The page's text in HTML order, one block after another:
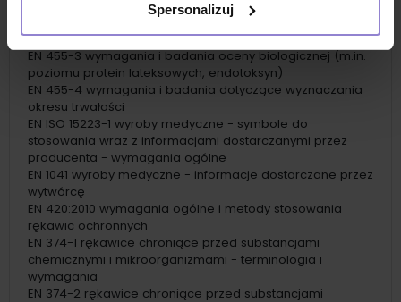
Spersonalizuj
EN 455-2 wymagania i badania właściwości fizycznych
(m.in. długości, szerokości, siły zrywania)
EN 455-3 wymagania i badania oceny biologicznej (m.in.
poziomu protein lateksowych, endotoksyn)
EN 455-4 wymagania i badania dotyczące wyznaczania
okresu trwałości
EN ISO 15223-1 wyroby medyczne - symbole do
stosowania wraz z informacjami dostarczanymi przez
producenta - wymagania ogólne
EN 1041 wyroby medyczne - informacje dostarczane przez
wytwórcę
EN 420:2010 wymagania ogólne i metody stosowania
rękawic ochronnych
EN 374-1 rękawice chroniące przed substancjami
chemicznymi i mikroorganizmami - terminologia i
wymagania
EN 374-2 rękawice chroniące przed substancjami